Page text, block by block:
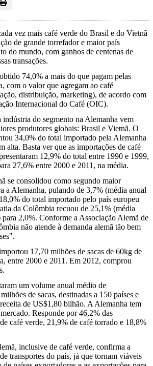
vez mais café verde do Brasil e do Vietnã
de grande torrefador e maior país
do mundo, com ganhos de centenas de
transações.
74,0% a mais do que pagam pelas
com o valor que agregam ao café
distribuição, marketing), de acordo com
Internacional do Café (OIC).
indústria do segmento na Alemanha vem
produtores globais: Brasil e Vietnã. O
34,0% do total importado pela Alemanha
alta. Basta ver que as importações de café
12,9% do total entre 1990 e 1999,
27,6% entre 2000 e 2011, na média.
se consolidou como segundo maior
a Alemanha, pulando de 3,7% (média anual
do total importado pelo país europeu
da Colômbia recuou de 25,1% (média
2,0%. Conforme a Associação Alemã de
não atende à demanda alemã tão bem
17,70 milhões de sacas de 60kg de
entre 2000 e 2011. Em 2012, comprou
um volume anual médio de
de sacas, destinadas a 150 países e
de US$1,80 bilhão. A Alemanha tem
Responde por 46,2% das
café verde, 21,9% de café torrado e 18,8%
inclusive de café verde, confirma a
transportes do país, já que tornam viáveis